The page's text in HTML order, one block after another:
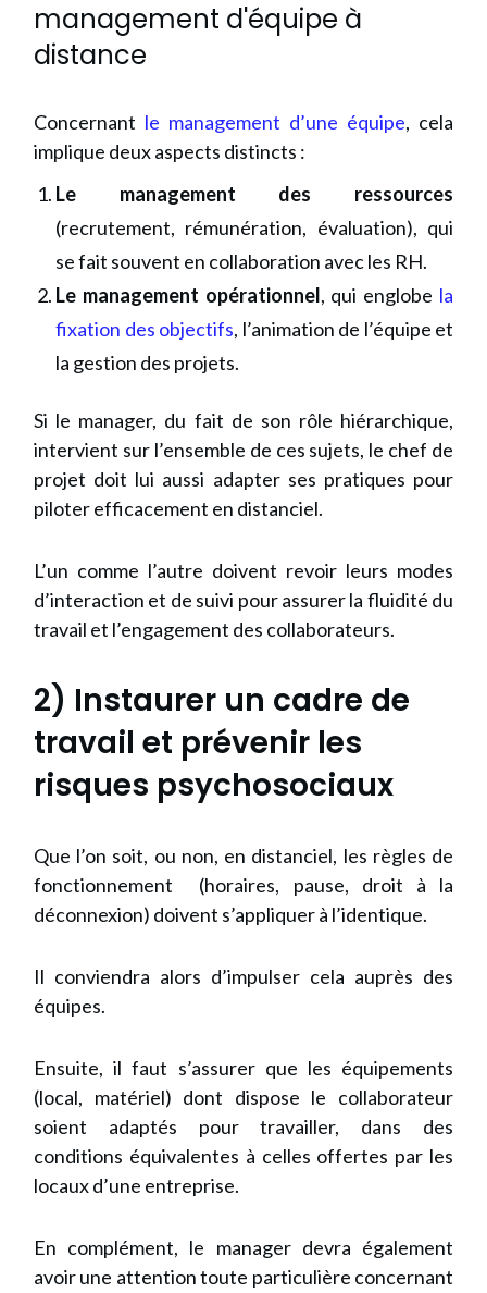
management d'équipe à
distance
Concernant le management d’une équipe, cela
implique deux aspects distincts :
Le management des ressources
(recrutement, rémunération, évaluation), qui
se fait souvent en collaboration avec les RH.
Le management opérationnel, qui englobe la
fixation des objectifs, l’animation de l’équipe et
la gestion des projets.
Si le manager, du fait de son rôle hiérarchique,
intervient sur l’ensemble de ces sujets, le chef de
projet doit lui aussi adapter ses pratiques pour
piloter efficacement en distanciel.
L’un comme l’autre doivent revoir leurs modes
d’interaction et de suivi pour assurer la fluidité du
travail et l’engagement des collaborateurs.
2) Instaurer un cadre de
travail et prévenir les
risques psychosociaux
Que l’on soit, ou non, en distanciel, les règles de
fonctionnement (horaires, pause, droit à la
déconnexion) doivent s’appliquer à l’identique.
Il conviendra alors d’impulser cela auprès des
équipes.
Ensuite, il faut s’assurer que les équipements
(local, matériel) dont dispose le collaborateur
soient adaptés pour travailler, dans des
conditions équivalentes à celles offertes par les
locaux d’une entreprise.
En complément, le manager devra également
avoir une attention toute particulière concernant